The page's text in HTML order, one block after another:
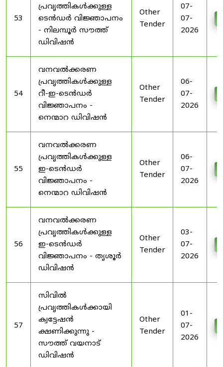
53
പ്രവൃത്തികൾക്കുള്ള
ടെൻഡർ വിജ്ഞാപനം
- നിലമ്പൂർ സൗത്ത്
ഡിവിഷൻ
Other
Tender
07-
07-
2026
54
വനവൽക്കരണ
പ്രവൃത്തികൾക്കുള്ള
റീ-ഇ-ടെൻഡർ
വിജ്ഞാപനം -
നെന്മാറ ഡിവിഷൻ
Other
Tender
06-
07-
2026
55
വനവൽക്കരണ
പ്രവൃത്തികൾക്കുള്ള
ഇ-ടെൻഡർ
വിജ്ഞാപനം -
നെന്മാറ ഡിവിഷൻ
Other
Tender
06-
07-
2026
56
വനവൽക്കരണ
പ്രവൃത്തികൾക്കുള്ള
ഇ-ടെൻഡർ
വിജ്ഞാപനം - തൃശൂർ
ഡിവിഷൻ
Other
Tender
03-
07-
2026
57
സിവിൽ
പ്രവൃത്തികൾക്കായി
ക്വട്ടേഷൻ
ക്ഷണിക്കുന്നു -
സൗത്ത് വയനാട്
ഡിവിഷൻ
Other
Tender
01-
07-
2026